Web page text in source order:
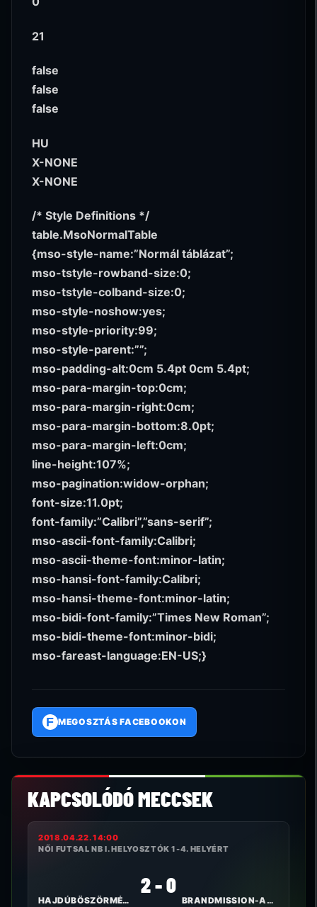
21
false
false
false
HU
X-NONE
X-NONE
/* Style Definitions */
table.MsoNormalTable
{mso-style-name:”Normál táblázat”;
mso-tstyle-rowband-size:0;
mso-tstyle-colband-size:0;
mso-style-noshow:yes;
mso-style-priority:99;
mso-style-parent:””;
mso-padding-alt:0cm 5.4pt 0cm 5.4pt;
mso-para-margin-top:0cm;
mso-para-margin-right:0cm;
mso-para-margin-bottom:8.0pt;
mso-para-margin-left:0cm;
line-height:107%;
mso-pagination:widow-orphan;
font-size:11.0pt;
font-family:”Calibri”,”sans-serif”;
mso-ascii-font-family:Calibri;
mso-ascii-theme-font:minor-latin;
mso-hansi-font-family:Calibri;
mso-hansi-theme-font:minor-latin;
mso-bidi-font-family:”Times New Roman”;
mso-bidi-theme-font:minor-bidi;
mso-fareast-language:EN-US;}
F MEGOSZTÁS FACEBOOKON
KAPCSOLÓDÓ MECCSEK
2018.04.22. 14:00
NŐI FUTSAL NB I. HELYOSZTÓK 1-4. HELYÉRT
HAJDÚBÖSZÖRMÉNYI TE I.
2 - 0
BRANDMISSION-ARTIFEX